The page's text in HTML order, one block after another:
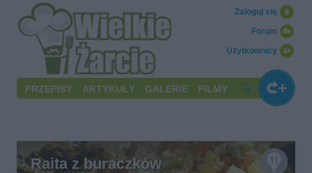
Użytkownicy
Forum
Zaloguj się
PRZEPISY ARTYKUŁY GALERIE FILMY
Raita z buraczków